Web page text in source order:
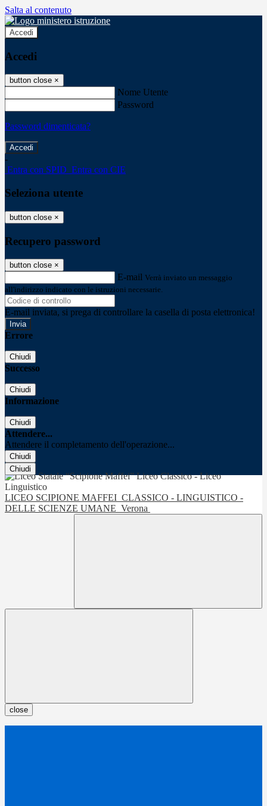
Salta al contenuto
Accedi
Accedi
button close ×
Nome Utente
Password
Password dimenticata?
-
Entra con SPID Entra con CIE
Seleziona utente
button close ×
Recupero password
button close ×
E-mail Verrà inviato un messaggio
all'indirizzo indicato con le istruzioni necessarie.
E-mail inviata, si prega di controllare la casella di posta elettronica!
Errore
Chiudi
Successo
Chiudi
Informazione
Chiudi
Attendere...
Attendere il completamento dell'operazione...
Chiudi
Chiudi
LICEO SCIPIONE MAFFEI CLASSICO - LINGUISTICO -
DELLE SCIENZE UMANE Verona
close